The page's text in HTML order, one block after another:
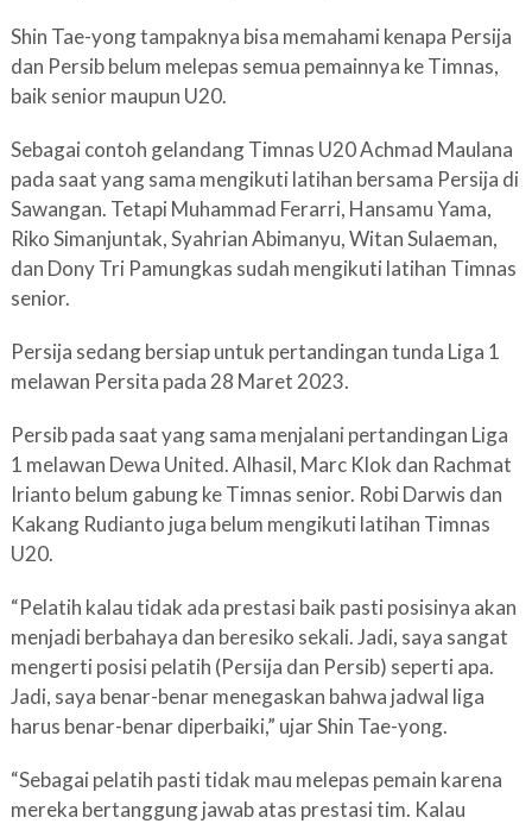
Shin Tae-yong tampaknya bisa memahami kenapa Persija
dan Persib belum melepas semua pemainnya ke Timnas,
baik senior maupun U20.
Sebagai contoh gelandang Timnas U20 Achmad Maulana
pada saat yang sama mengikuti latihan bersama Persija di
Sawangan. Tetapi Muhammad Ferarri, Hansamu Yama,
Riko Simanjuntak, Syahrian Abimanyu, Witan Sulaeman,
dan Dony Tri Pamungkas sudah mengikuti latihan Timnas
senior.
Persija sedang bersiap untuk pertandingan tunda Liga 1
melawan Persita pada 28 Maret 2023.
Persib pada saat yang sama menjalani pertandingan Liga
1 melawan Dewa United. Alhasil, Marc Klok dan Rachmat
Irianto belum gabung ke Timnas senior. Robi Darwis dan
Kakang Rudianto juga belum mengikuti latihan Timnas
U20.
“Pelatih kalau tidak ada prestasi baik pasti posisinya akan
menjadi berbahaya dan beresiko sekali. Jadi, saya sangat
mengerti posisi pelatih (Persija dan Persib) seperti apa.
Jadi, saya benar-benar menegaskan bahwa jadwal liga
harus benar-benar diperbaiki,” ujar Shin Tae-yong.
“Sebagai pelatih pasti tidak mau melepas pemain karena
mereka bertanggung jawab atas prestasi tim. Kalau